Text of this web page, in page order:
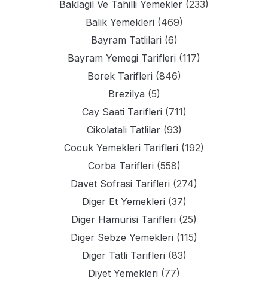
Baklagil Ve Tahilli Yemekler (233)
Balik Yemekleri (469)
Bayram Tatlilari (6)
Bayram Yemegi Tarifleri (117)
Borek Tarifleri (846)
Brezilya (5)
Cay Saati Tarifleri (711)
Cikolatali Tatlilar(93)
Cocuk Yemekleri Tarifleri (192)
Corba Tarifleri (558)
Davet Sofrasi Tarifleri (274)
Diger Et Yemekleri (37)
Diger Hamurisi Tarifleri (25)
Diger Sebze Yemekleri (115)
Diger Tatli Tarifleri (83)
Diyet Yemekleri (77)